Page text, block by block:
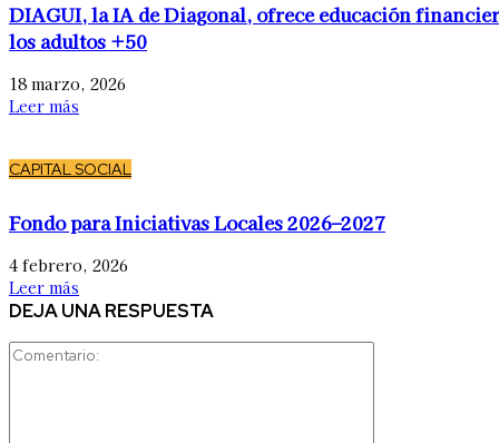
DIAGUI, la IA de Diagonal, ofrece educación
los adultos +50
18 marzo, 2026
Leer más
CAPITAL SOCIAL
Fondo para Iniciativas Locales 2026–2027
4 febrero, 2026
Leer más
DEJA UNA RESPUESTA